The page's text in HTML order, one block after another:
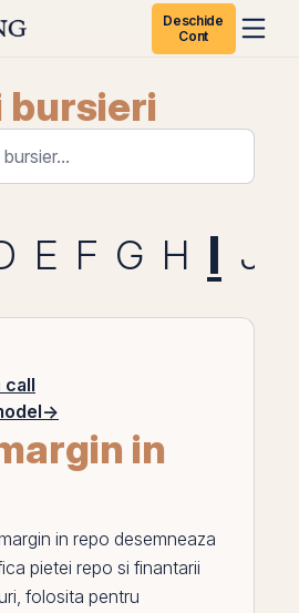
Deschide
Cont
bursieri
E F G H I J
call
→
in
in repo desemneaza
pietei repo si finantarii
folosita pentru